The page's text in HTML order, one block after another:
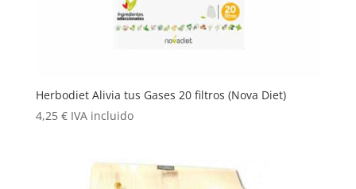
Herbodiet Alivia tus Gases 20 filtros (Nova Diet)
4,25 € IVA incluido